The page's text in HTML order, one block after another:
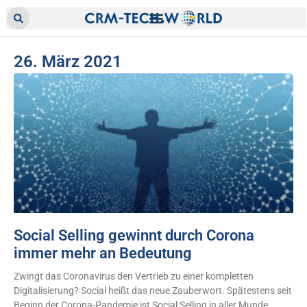
26. März 2021
Social Selling gewinnt durch Corona
immer mehr an Bedeutung
Zwingt das Coronavirus den Vertrieb zu einer kompletten
Digitalisierung? Social heißt das neue Zauberwort. Spätestens seit